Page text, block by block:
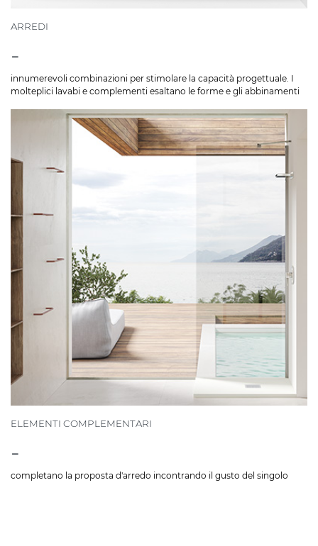
ARREDI
-
innumerevoli combinazioni per stimolare la capacità progettuale. I
molteplici lavabi e complementi esaltano le forme e gli abbinamenti
ELEMENTI COMPLEMENTARI
-
completano la proposta d'arredo incontrando il gusto del singolo